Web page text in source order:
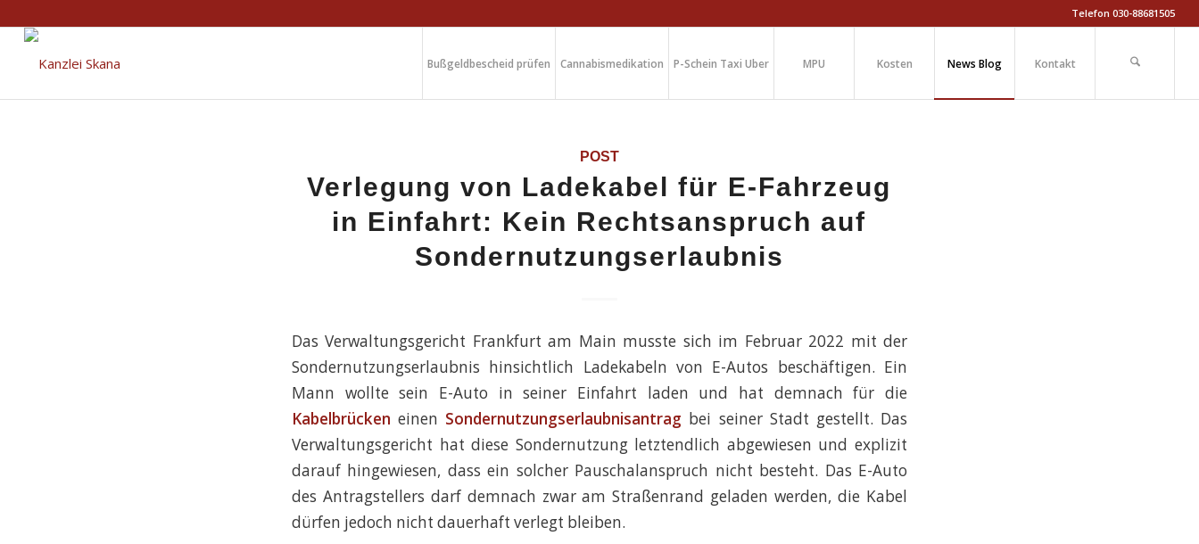
Telefon 030-88681505
Bußgeldbescheid prüfen Cannabismedikation P-Schein Taxi Uber MPU Kosten News Blog Kontakt
POST
Verlegung von Ladekabel für E-Fahrzeug
in Einfahrt: Kein Rechtsanspruch auf
Sondernutzungserlaubnis
Das Verwaltungsgericht Frankfurt am Main musste sich im Februar 2022 mit der
Sondernutzungserlaubnis hinsichtlich Ladekabeln von E-Autos beschäftigen. Ein
Mann wollte sein E-Auto in seiner Einfahrt laden und hat demnach für die
Kabelbrücken einen Sondernutzungserlaubnisantrag bei seiner Stadt gestellt. Das
Verwaltungsgericht hat diese Sondernutzung letztendlich abgewiesen und explizit
darauf hingewiesen, dass ein solcher Pauschalanspruch nicht besteht. Das E-Auto
des Antragstellers darf demnach zwar am Straßenrand geladen werden, die Kabel
dürfen jedoch nicht dauerhaft verlegt bleiben.